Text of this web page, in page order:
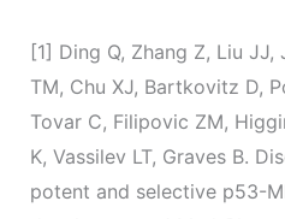
[1] Ding Q, Zhang Z, Liu JJ,
TM, Chu XJ, Bartkovitz D,
Tovar C, Filipovic ZM,
K, Vassilev LT, Graves B.
potent and selective p53-